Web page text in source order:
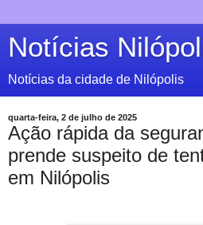
Notícias
Notícias da cidade de Nilópolis
quarta-feira, 2 de julho de 2025
Ação rápida da
prende suspeito de
em Nilópolis